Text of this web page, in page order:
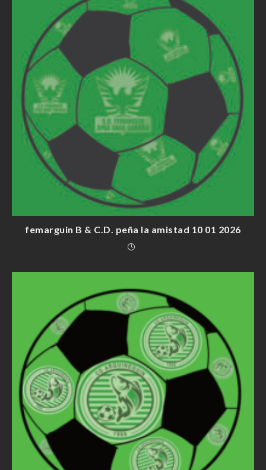
femarguin B & C.D. peña la amistad 10 01 2026